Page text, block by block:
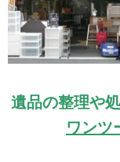
遺品の整理や
ワンツ